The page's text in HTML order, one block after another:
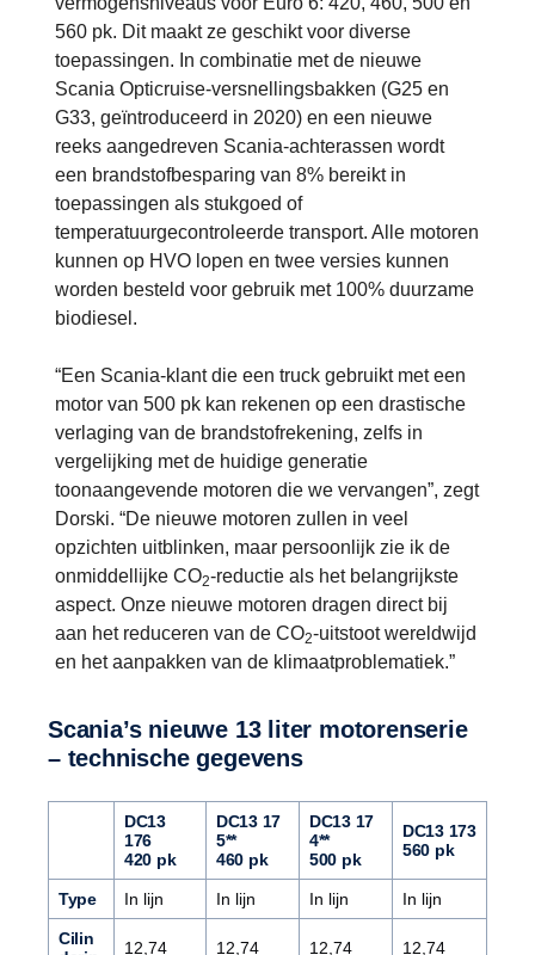
560 pk. Dit maakt ze geschikt voor diverse
toepassingen. In combinatie met de nieuwe
Scania Opticruise-versnellingsbakken (G25 en
G33, geïntroduceerd in 2020) en een nieuwe
reeks aangedreven Scania-achterassen wordt
een brandstofbesparing van 8% bereikt in
toepassingen als stukgoed of
temperatuurgecontroleerde transport. Alle motoren
kunnen op HVO lopen en twee versies kunnen
worden besteld voor gebruik met 100% duurzame
biodiesel.
“Een Scania-klant die een truck gebruikt met een
motor van 500 pk kan rekenen op een drastische
verlaging van de brandstofrekening, zelfs in
vergelijking met de huidige generatie
toonaangevende motoren die we vervangen”, zegt
Dorski. “De nieuwe motoren zullen in veel
opzichten uitblinken, maar persoonlijk zie ik de
onmiddellijke CO2-reductie als het belangrijkste
aspect. Onze nieuwe motoren dragen direct bij
aan het reduceren van de CO2-uitstoot wereldwijd
en het aanpakken van de klimaatproblematiek.”
Scania’s nieuwe 13 liter motorenserie
– technische gegevens
DC13
176
420 pk
DC13 17
5**
460 pk
DC13 17
4**
500 pk
DC13 173
560 pk
Type In lijn In lijn In lijn In lijn
Cilin
12,74
12,74
12,74
12,74